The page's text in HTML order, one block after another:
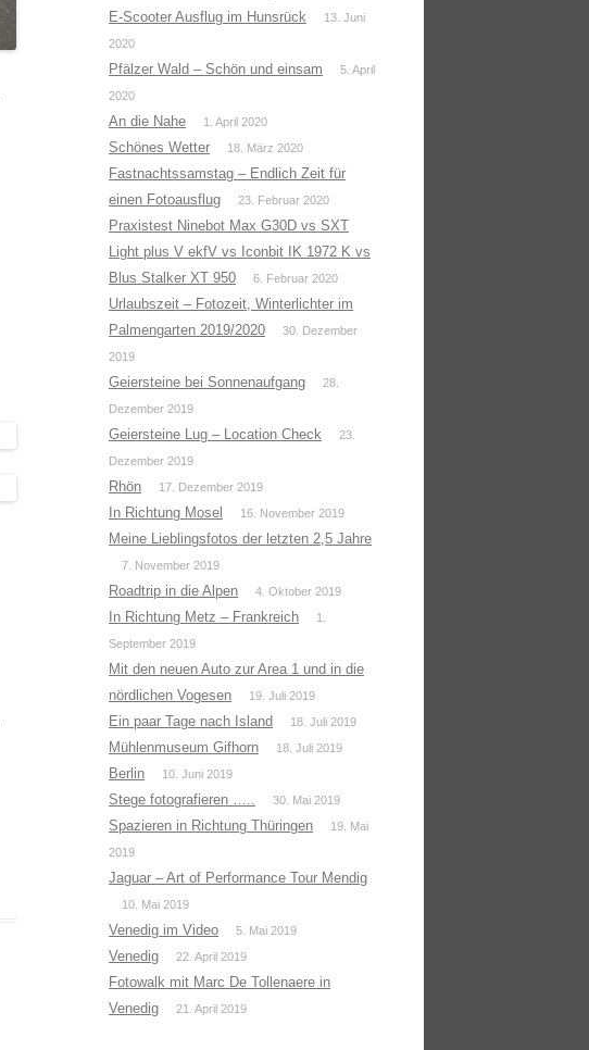
E-Scooter Ausflug im Hunsrück
13. Juni
2020
Pfälzer Wald – Schön und einsam
5. April
2020
An die Nahe 1. April 2020
Schönes Wetter 18. März 2020
Fastnachtssamstag – Endlich Zeit für
einen Fotoausflug
23. Februar 2020
Praxistest Ninebot Max G30D vs SXT
Light plus V ekfV vs Iconbit IK 1972 K vs
Blus Stalker XT 950
6. Februar 2020
Urlaubszeit – Fotozeit, Winterlichter im
Palmengarten 2019/2020
30. Dezember
2019
Geiersteine bei Sonnenaufgang
28.
Dezember 2019
Geiersteine Lug – Location Check
23.
Dezember 2019
Rhön 17. Dezember 2019
In Richtung Mosel 16. November 2019
Meine Lieblingsfotos der letzten 2,5 Jahre
7. November 2019
Roadtrip in die Alpen 4. Oktober 2019
In Richtung Metz – Frankreich
1.
September 2019
Mit den neuen Auto zur Area 1 und in die
nördlichen Vogesen
19. Juli 2019
Ein paar Tage nach Island 18. Juli 2019
Mühlenmuseum Gifhorn 18. Juli 2019
Berlin 10. Juni 2019
Stege fotografieren ….. 30. Mai 2019
Spazieren in Richtung Thüringen
19. Mai
2019
Jaguar – Art of Performance Tour Mendig
10. Mai 2019
Venedig im Video 5. Mai 2019
Venedig 22. April 2019
Fotowalk mit Marc De Tollenaere in
Venedig
21. April 2019